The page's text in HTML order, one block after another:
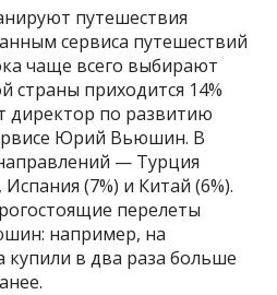
путешествия
сервиса путешествий
чаще всего выбирают
страны приходится 14%
директор по развитию
Юрий Вьюшин. В
— Турция
(7%) и Китай (6%).
перелеты
например, на
купили в два раза больше